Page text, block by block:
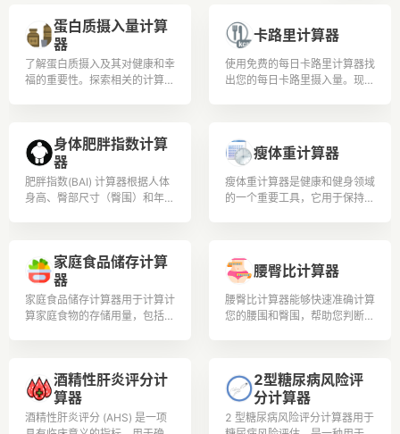
蛋白质摄入量计算
器
了解蛋白质摄入及其对健康和幸
福的重要性。探索相关的计算和
益处和来源
卡路里计算器
使用免费的每日卡路里计算器找
出您的每日卡路里摄入量。现在
身体肥胖指数计算
器
肥胖指数(BAI) 计算器根据人体
身高、臀部尺寸（臀围）和年龄
瘦体重计算器
瘦体重计算器是健康和健身领域
的一个重要工具，它用于保持身
家庭食品储存计算
器
家庭食品储存计算器用于计算计
算家庭食物的存储用量，包括小
腰臀比计算器
腰臀比计算器能够快速准确计算
您的腰围和臀围，帮助您判断身
酒精性肝炎评分计
算器
酒精性肝炎评分 (AHS) 是一项
2型糖尿病风险评
分计算器
2 型糖尿病风险评分计算器用于